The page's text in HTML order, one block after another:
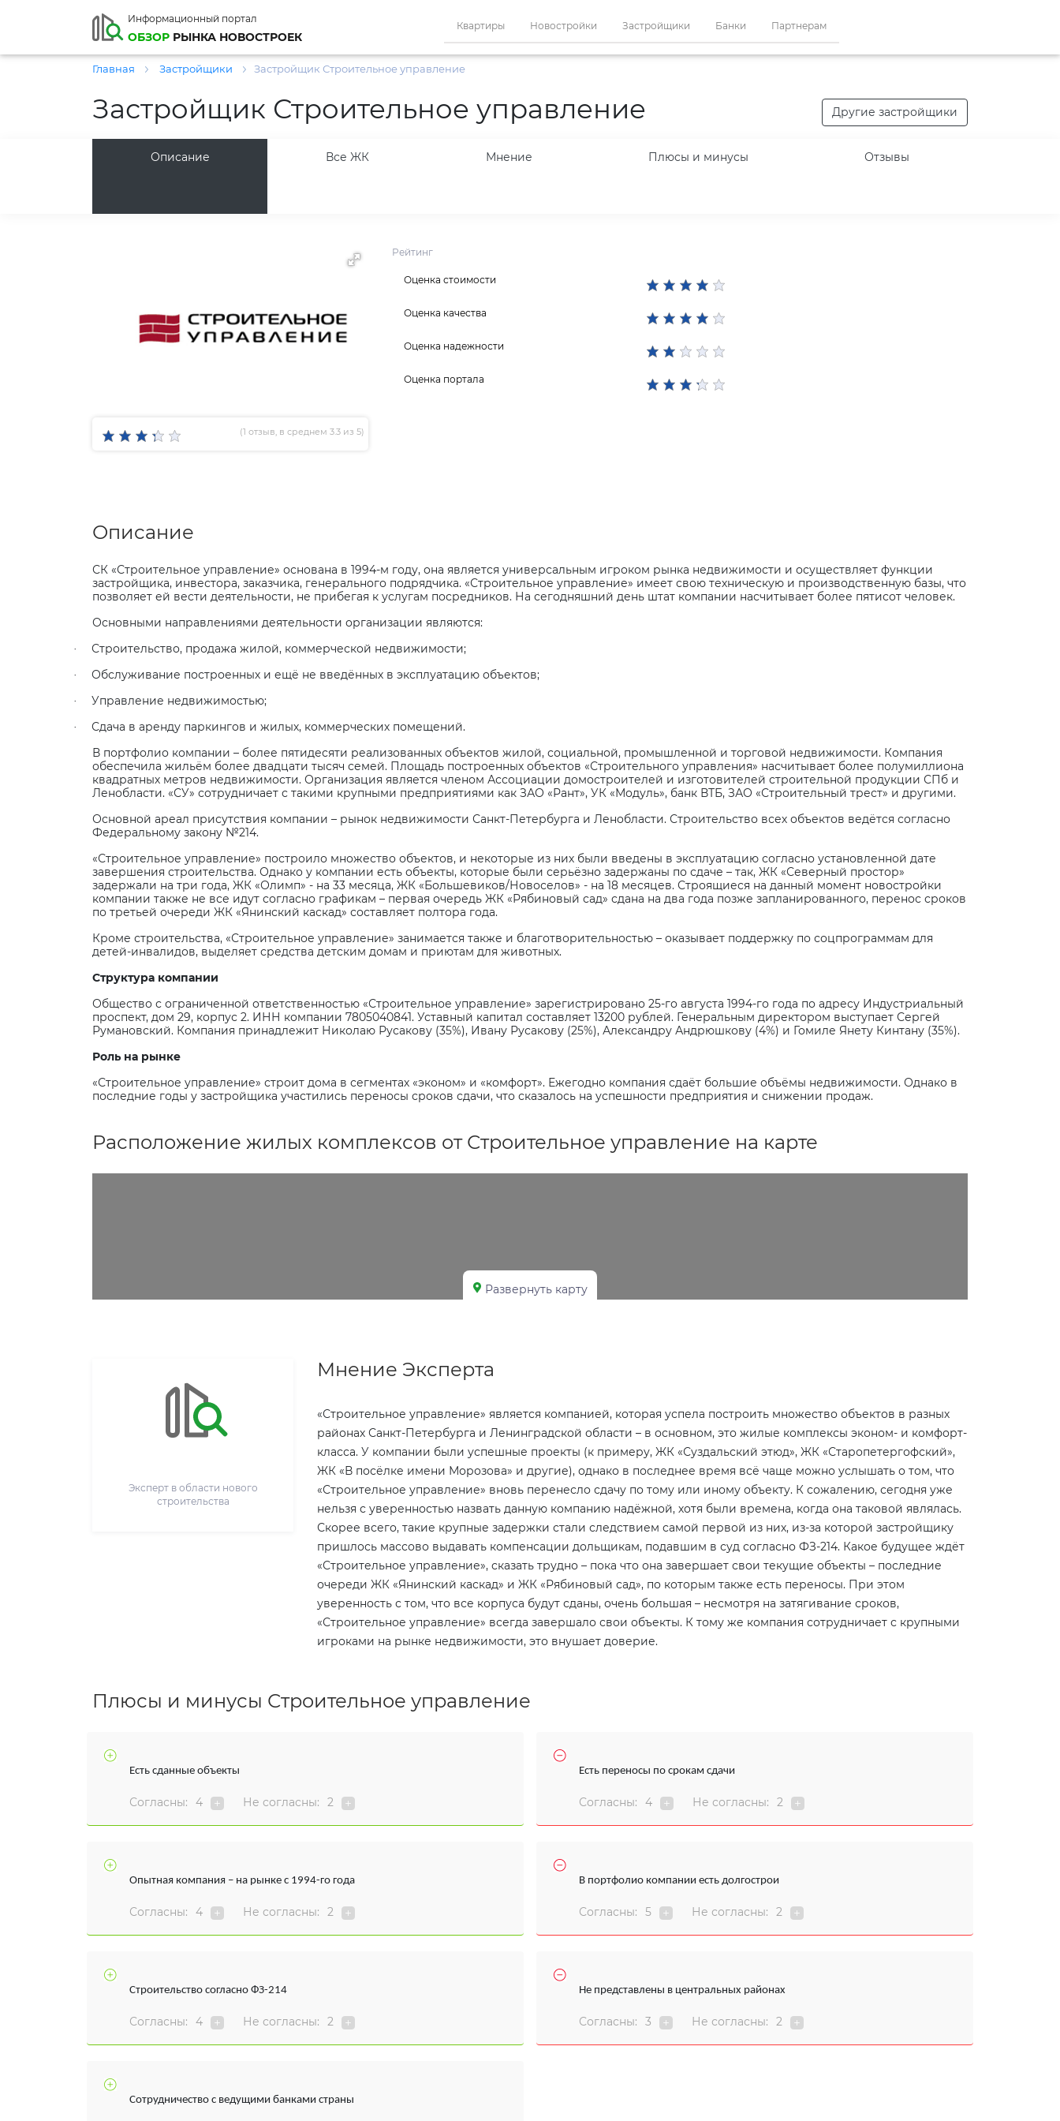
Информационный портал
ОБЗОР РЫНКА НОВОСТРОЕК
Квартиры Новостройки Застройщики Банки Партнерам
Главная Застройщики Застройщик Строительное управление
Застройщик Строительное управление Другие застройщики
Описание Все ЖК Мнение Плюсы и минусы Отзывы
(1 отзыв, в среднем 3.3 из 5)
Рейтинг
Оценка стоимости
Оценка качества
Оценка надежности
Оценка портала
Описание
СК «Строительное управление» основана в 1994-м году, она является универсальным игроком рынка недвижимости и осуществляет функции
застройщика, инвестора, заказчика, генерального подрядчика. «Строительное управление» имеет свою техническую и производственную базы, что
позволяет ей вести деятельности, не прибегая к услугам посредников. На сегодняшний день штат компании насчитывает более пятисот человек.
Основными направлениями деятельности организации являются:
· Строительство, продажа жилой, коммерческой недвижимости;
· Обслуживание построенных и ещё не введённых в эксплуатацию объектов;
· Управление недвижимостью;
·
Сдача в аренду паркингов и жилых, коммерческих помещений.
В портфолио компании – более пятидесяти реализованных объектов жилой, социальной, промышленной и торговой недвижимости. Компания
обеспечила жильём более двадцати тысяч семей. Площадь построенных объектов «Строительного управления» насчитывает более полумиллиона
квадратных метров недвижимости. Организация является членом Ассоциации домостроителей и изготовителей строительной продукции СПб и
Ленобласти. «СУ» сотрудничает с такими крупными предприятиями как ЗАО «Рант», УК «Модуль», банк ВТБ, ЗАО «Строительный трест» и другими.
Основной ареал присутствия компании – рынок недвижимости Санкт-Петербурга и Ленобласти. Строительство всех объектов ведётся согласно
Федеральному закону №214.
«Строительное управление» построило множество объектов, и некоторые из них были введены в эксплуатацию согласно установленной дате
завершения строительства. Однако у компании есть объекты, которые были серьёзно задержаны по сдаче – так, ЖК «Северный простор»
задержали на три года, ЖК «Олимп» - на 33 месяца, ЖК «Большевиков/Новоселов» - на 18 месяцев. Строящиеся на данный момент новостройки
компании также не все идут согласно графикам – первая очередь ЖК «Рябиновый сад» сдана на два года позже запланированного, перенос сроков
по третьей очереди ЖК «Янинский каскад» составляет полтора года.
Кроме строительства, «Строительное управление» занимается также и благотворительностью – оказывает поддержку по соцпрограммам для
детей-инвалидов, выделяет средства детским домам и приютам для животных.
Структура компании
Общество с ограниченной ответственностью «Строительное управление» зарегистрировано 25-го августа 1994-го года по адресу Индустриальный
проспект, дом 29, корпус 2. ИНН компании 7805040841. Уставный капитал составляет 13200 рублей. Генеральным директором выступает Сергей
Румановский. Компания принадлежит Николаю Русакову (35%), Ивану Русакову (25%), Александру Андрюшкову (4%) и Гомиле Янету Кинтану (35%).
Роль на рынке
«Строительное управление» строит дома в сегментах «эконом» и «комфорт». Ежегодно компания сдаёт большие объёмы недвижимости. Однако в
последние годы у застройщика участились переносы сроков сдачи, что сказалось на успешности предприятия и снижении продаж.
Расположение жилых комплексов от Строительное управление на карте
Развернуть карту
Эксперт в области нового
строительства
Мнение Эксперта
«Строительное управление» является компанией, которая успела построить множество объектов в разных
районах Санкт-Петербурга и Ленинградской области – в основном, это жилые комплексы эконом- и комфорт-
класса. У компании были успешные проекты (к примеру, ЖК «Суздальский этюд», ЖК «Старопетергофский»,
ЖК «В посёлке имени Морозова» и другие), однако в последнее время всё чаще можно услышать о том, что
«Строительное управление» вновь перенесло сдачу по тому или иному объекту. К сожалению, сегодня уже
нельзя с уверенностью назвать данную компанию надёжной, хотя были времена, когда она таковой являлась.
Скорее всего, такие крупные задержки стали следствием самой первой из них, из-за которой застройщику
пришлось массово выдавать компенсации дольщикам, подавшим в суд согласно ФЗ-214. Какое будущее ждёт
«Строительное управление», сказать трудно – пока что она завершает свои текущие объекты – последние
очереди ЖК «Янинский каскад» и ЖК «Рябиновый сад», по которым также есть переносы. При этом
уверенность с том, что все корпуса будут сданы, очень большая – несмотря на затягивание сроков,
«Строительное управление» всегда завершало свои объекты. К тому же компания сотрудничает с крупными
игроками на рынке недвижимости, это внушает доверие.
Плюсы и минусы Строительное управление
Есть сданные объекты
Согласны: 4 Не согласны: 2
Опытная компания – на рынке с 1994-го года
Согласны: 4 Не согласны: 2
Строительство согласно ФЗ-214
Согласны: 4 Не согласны: 2
Сотрудничество с ведущими банками страны
Есть переносы по срокам сдачи
Согласны: 4 Не согласны: 2
В портфолио компании есть долгострои
Согласны: 5 Не согласны: 2
Не представлены в центральных районах
Согласны: 3 Не согласны: 2